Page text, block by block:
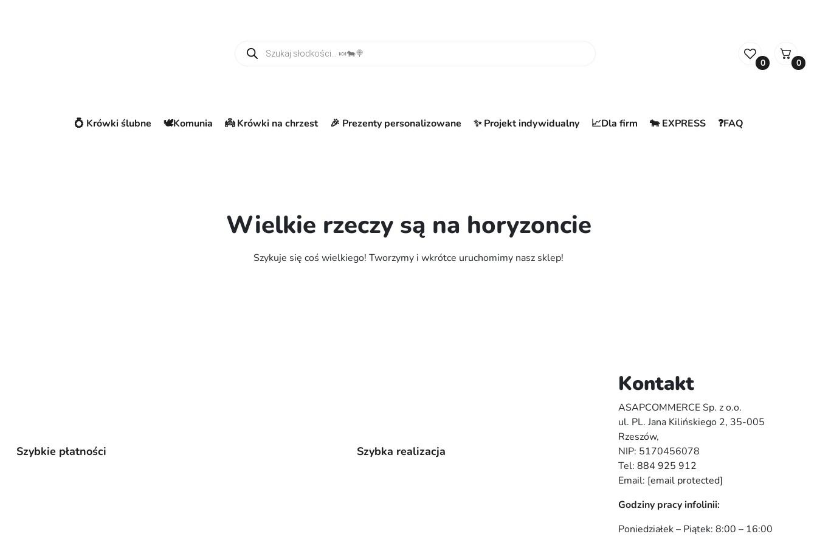
0 0
💍 Krówki ślubne 🕊️Komunia 👼 Krówki na chrzest 🎉 Prezenty personalizowane ✨ Projekt indywidualny 📈Dla firm 🐄 EXPRESS ❓FAQ
Wielkie rzeczy są na horyzoncie
Szykuje się coś wielkiego! Tworzymy i wkrótce uruchomimy nasz sklep!
Szybkie płatności Szybka realizacja
Kontakt
ASAPCOMMERCE Sp. z o.o.
ul. PL. Jana Kilińskiego 2, 35-005
Rzeszów,
NIP: 5170456078
Tel: 884 925 912
Email: [email protected]
Godziny pracy infolinii:
Poniedziałek – Piątek: 8:00 – 16:00